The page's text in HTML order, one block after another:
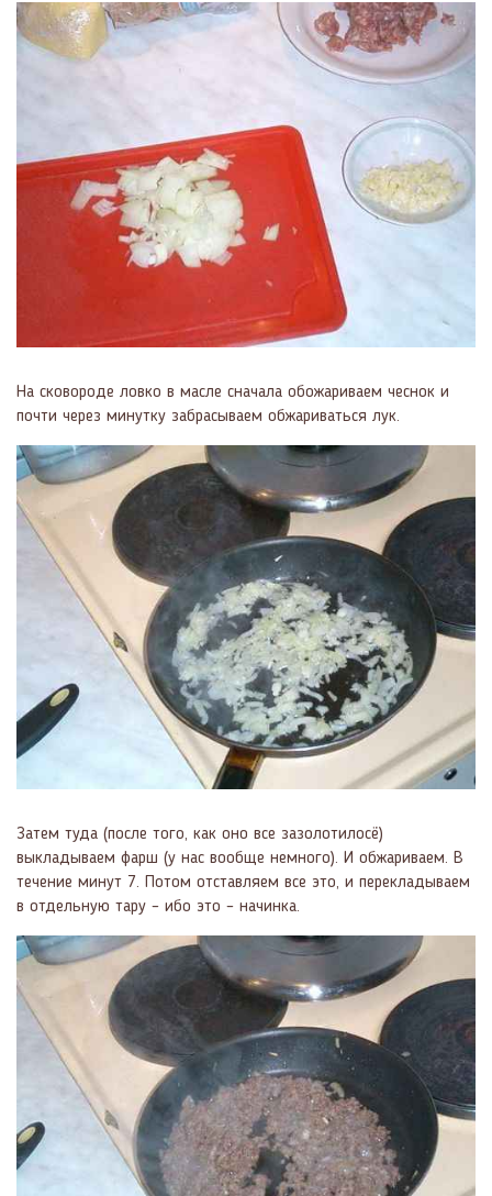
На сковороде ловко в масле сначала обожариваем чеснок и
почти через минутку забрасываем обжариваться лук.
Затем туда (после того, как оно все зазолотилосё)
выкладываем фарш (у нас вообще немного). И обжариваем. В
течение минут 7. Потом отставляем все это, и перекладываем
в отдельную тару – ибо это – начинка.